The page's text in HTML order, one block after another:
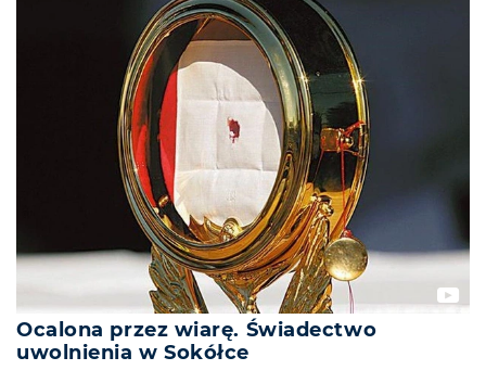
Ocalona przez wiarę. Świadectwo
uwolnienia w Sokółce